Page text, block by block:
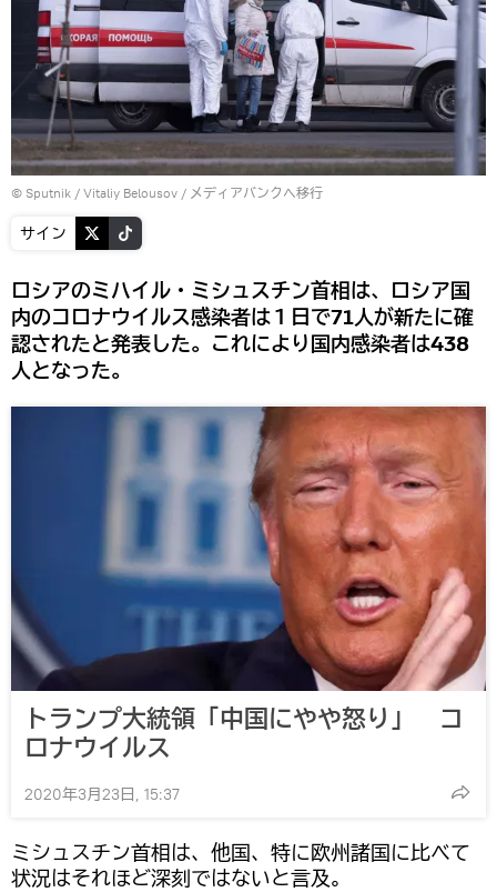
© Sputnik / Vitaliy Belousov / メディアバンクへ移行
サイン
ロシアのミハイル・ミシュスチン首相は、ロシア国
内のコロナウイルス感染者は１日で71人が新たに確
認されたと発表した。これにより国内感染者は438
人となった。
トランプ大統領「中国にやや怒り」 コ
ロナウイルス
2020年3月23日, 15:37
ミシュスチン首相は、他国、特に欧州諸国に比べて
状況はそれほど深刻ではないと言及。